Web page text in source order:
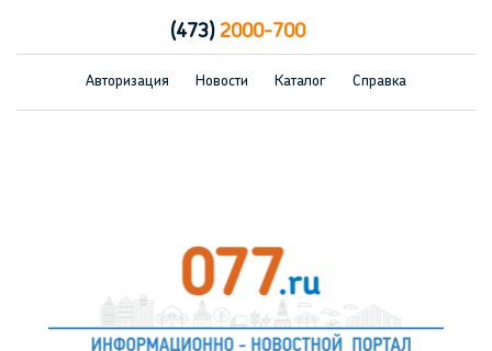
(473)2000-700
Авторизация Новости Каталог Справка